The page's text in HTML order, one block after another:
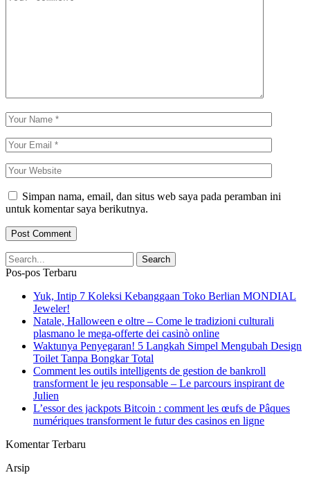
Simpan nama, email, dan situs web saya pada peramban ini
untuk komentar saya berikutnya.
Pos-pos Terbaru
Yuk, Intip 7 Koleksi Kebanggaan Toko Berlian MONDIAL
Jeweler!
Natale, Halloween e oltre – Come le tradizioni culturali
plasmano le mega‑offerte dei casinò online
Waktunya Penyegaran! 5 Langkah Simpel Mengubah Design
Toilet Tanpa Bongkar Total
Comment les outils intelligents de gestion de bankroll
transforment le jeu responsable – Le parcours inspirant de
Julien
L’essor des jackpots Bitcoin : comment les œufs de Pâques
numériques transforment le futur des casinos en ligne
Komentar Terbaru
Arsip